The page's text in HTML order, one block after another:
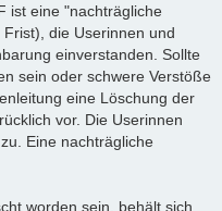
ist eine "nachträgliche
die Userinnen und
einverstanden. Sollte
sein oder schwere Verstöße
eine Löschung der
vor. Die Userinnen
Eine nachträgliche
worden sein, behält sich